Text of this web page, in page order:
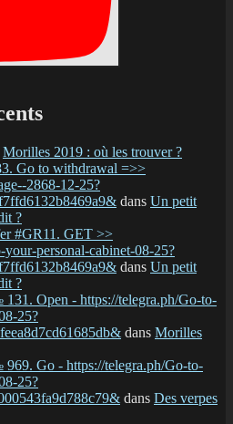
Morilles 2019 : où les trouver ?
Go to withdrawal =>>
2868-12-25?
dans Un petit
?
#GR11. GET >>
personal-cabinet-08-25?
dans Un petit
?
131. Open - https://telegra.ph/Go-to-
25?
dans Morilles
969. Go - https://telegra.ph/Go-to-
25?
dans Des verpes